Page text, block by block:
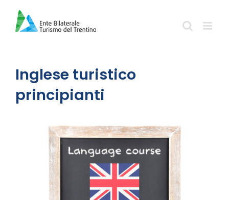
contenuto
Inglese turistico
principianti